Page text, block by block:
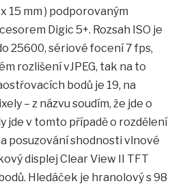
15 mm ) podporovaným
Digic 5+. Rozsah ISO je
25600, sériové focení 7 fps,
rozlišení vJPEG, tak na to
bodů je 19, na
– z názvu soudím, že jde o
jde v tomto případě o rozdělení
posuzování shodnosti vlnové
displej Clear View II TFT
Hledáček je hranolový s 98